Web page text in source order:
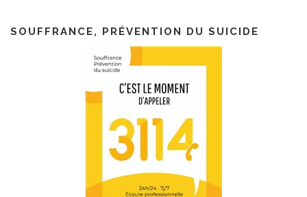
SOUFFRANCE, PRÉVENTION DU SUICIDE